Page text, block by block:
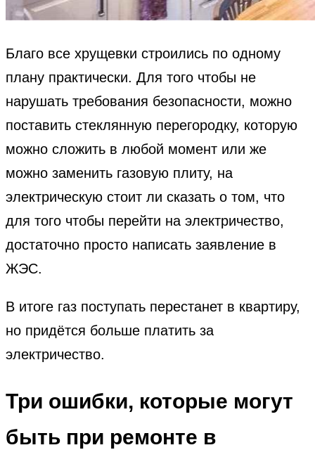
Благо все хрущевки строились по одному
плану практически. Для того чтобы не
нарушать требования безопасности, можно
поставить стеклянную перегородку, которую
можно сложить в любой момент или же
можно заменить газовую плиту, на
электрическую стоит ли сказать о том, что
для того чтобы перейти на электричество,
достаточно просто написать заявление в
ЖЭС.
В итоге газ поступать перестанет в квартиру,
но придётся больше платить за
электричество.
Три ошибки, которые могут
быть при ремонте в